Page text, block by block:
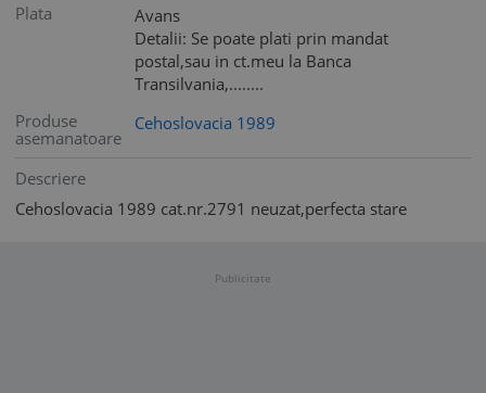
Plata
Avans
Detalii: Se poate plati prin mandat
postal,sau in ct.meu la Banca
Transilvania,........
Produse
asemanatoare
Cehoslovacia 1989
Descriere
Cehoslovacia 1989 cat.nr.2791 neuzat,perfecta stare
Publicitate